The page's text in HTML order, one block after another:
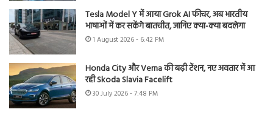
Tesla Model Y में आया Grok AI फीचर, अब भारतीय
भाषाओं में कर सकेंगे बातचीत, जानिए क्या-क्या बदलेगा
1 August 2026 - 6:42 PM
Honda City और Verna की बढ़ी टेंशन, नए अवतार में आ
रही Skoda Slavia Facelift
30 July 2026 - 7:48 PM